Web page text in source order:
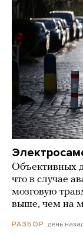
Объективных
что в случае
мозговую
выше, чем на
РАЗБОР день